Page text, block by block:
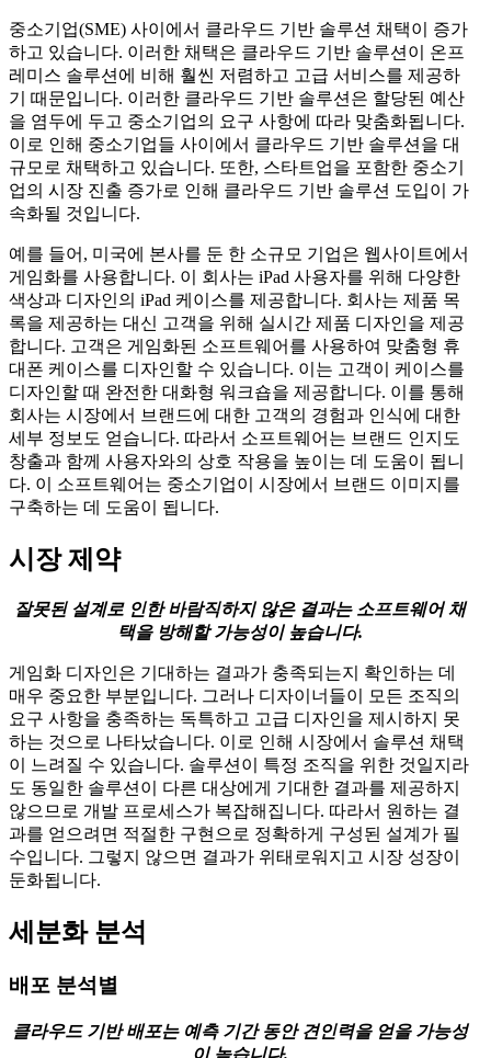
중소기업(SME) 사이에서 클라우드 기반 솔루션 채택이 증가
하고 있습니다. 이러한 채택은 클라우드 기반 솔루션이 온프
레미스 솔루션에 비해 훨씬 저렴하고 고급 서비스를 제공하
기 때문입니다. 이러한 클라우드 기반 솔루션은 할당된 예산
을 염두에 두고 중소기업의 요구 사항에 따라 맞춤화됩니다.
이로 인해 중소기업들 사이에서 클라우드 기반 솔루션을 대
규모로 채택하고 있습니다. 또한, 스타트업을 포함한 중소기
업의 시장 진출 증가로 인해 클라우드 기반 솔루션 도입이 가
속화될 것입니다.
예를 들어, 미국에 본사를 둔 한 소규모 기업은 웹사이트에서
게임화를 사용합니다. 이 회사는 iPad 사용자를 위해 다양한
색상과 디자인의 iPad 케이스를 제공합니다. 회사는 제품 목
록을 제공하는 대신 고객을 위해 실시간 제품 디자인을 제공
합니다. 고객은 게임화된 소프트웨어를 사용하여 맞춤형 휴
대폰 케이스를 디자인할 수 있습니다. 이는 고객이 케이스를
디자인할 때 완전한 대화형 워크숍을 제공합니다. 이를 통해
회사는 시장에서 브랜드에 대한 고객의 경험과 인식에 대한
세부 정보도 얻습니다. 따라서 소프트웨어는 브랜드 인지도
창출과 함께 사용자와의 상호 작용을 높이는 데 도움이 됩니
다. 이 소프트웨어는 중소기업이 시장에서 브랜드 이미지를
구축하는 데 도움이 됩니다.
시장 제약
잘못된 설계로 인한 바람직하지 않은 결과는 소프트웨어 채
택을 방해할 가능성이 높습니다.
게임화 디자인은 기대하는 결과가 충족되는지 확인하는 데
매우 중요한 부분입니다. 그러나 디자이너들이 모든 조직의
요구 사항을 충족하는 독특하고 고급 디자인을 제시하지 못
하는 것으로 나타났습니다. 이로 인해 시장에서 솔루션 채택
이 느려질 수 있습니다. 솔루션이 특정 조직을 위한 것일지라
도 동일한 솔루션이 다른 대상에게 기대한 결과를 제공하지
않으므로 개발 프로세스가 복잡해집니다. 따라서 원하는 결
과를 얻으려면 적절한 구현으로 정확하게 구성된 설계가 필
수입니다. 그렇지 않으면 결과가 위태로워지고 시장 성장이
둔화됩니다.
세분화 분석
배포 분석별
클라우드 기반 배포는 예측 기간 동안 견인력을 얻을 가능성
이 높습니다.